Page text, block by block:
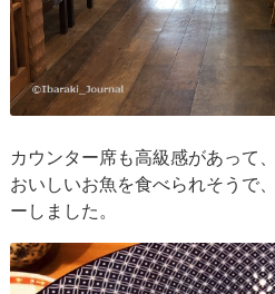
カウンター席も高級感があって
おいしいお魚を食べられそうで
ーしました。